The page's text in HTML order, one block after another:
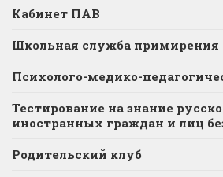
Кабинет ПАВ
Школьная служба примирения
Психолого-медико-
Тестирование на знание
иностранных граждан и лиц
Родительский клуб